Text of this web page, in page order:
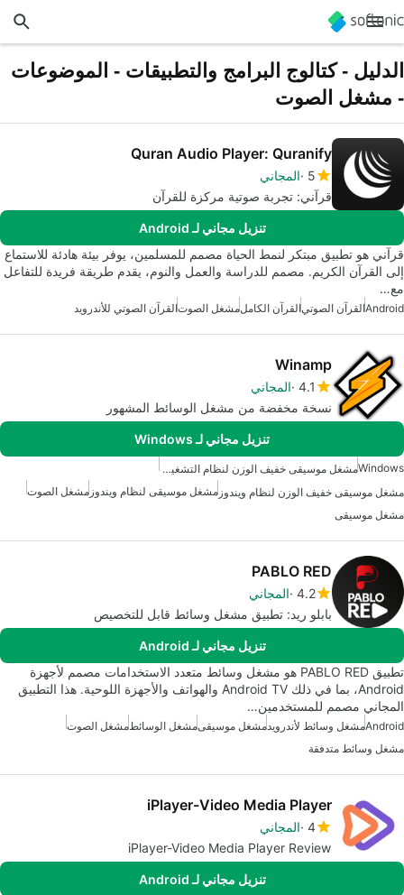
الدليل - كتالوج البرامج والتطبيقات - الموضوعات
- مشغل الصوت
Quran Audio Player: Quranify
5 المجاني
قرآني: تجربة صوتية مركزة للقرآن
تنزيل مجاني لـ Android
قرآني هو تطبيق مبتكر لنمط الحياة مصمم للمسلمين، يوفر بيئة هادئة للاستماع
إلى القرآن الكريم. مصمم للدراسة والعمل والنوم، يقدم طريقة فريدة للتفاعل
مع…
Androidالقرآن الصوتيالقرآن الكاملمشغل الصوتالقرآن الصوتي للأندرويد
Winamp
4.1 المجاني
نسخة مخفضة من مشغل الوسائط المشهور
تنزيل مجاني لـ Windows
Windows
مشغل موسيقى خفيف الوزن لنظام التشغيل ويندوز 7
مشغل موسيقى خفيف الوزن لنظام ويندوز مشغل موسيقى لنظام ويندوز مشغل الصوت
مشغل موسيقى
PABLO RED
4.2 المجاني
بابلو ريد: تطبيق مشغل وسائط قابل للتخصيص
تنزيل مجاني لـ Android
تطبيق PABLO RED هو مشغل وسائط متعدد الاستخدامات مصمم لأجهزة
Android، بما في ذلك Android TV والهواتف والأجهزة اللوحية. هذا التطبيق
المجاني مصمم للمستخدمين…
Androidمشغل وسائط لأندرويدمشغل موسيقىمشغل الوسائطمشغل الصوت
مشغل وسائط متدفقة
iPlayer-Video Media Player
4 المجاني
iPlayer-Video Media Player Review
تنزيل مجاني لـ Android